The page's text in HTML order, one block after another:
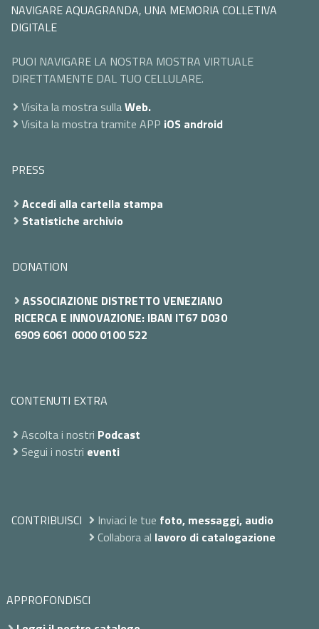
NAVIGARE AQUAGRANDA, UNA MEMORIA COLLETIVA
DIGITALE
PUOI NAVIGARE LA NOSTRA MOSTRA VIRTUALE
DIRETTAMENTE DAL TUO CELLULARE.
Visita la mostra sullaWeb.
Visita la mostra tramite APP iOS android
PRESS
Accedi alla cartella stampa
Statistiche archivio
DONATION
ASSOCIAZIONE DISTRETTO VENEZIANO
RICERCA E INNOVAZIONE: IBAN IT67 D030
6909 6061 0000 0100 522
CONTENUTI EXTRA
Ascolta i nostri Podcast
Segui i nostri eventi
CONTRIBUISCI Inviaci le tue foto, messaggi, audio
Collabora al lavoro di catalogazione
APPROFONDISCI